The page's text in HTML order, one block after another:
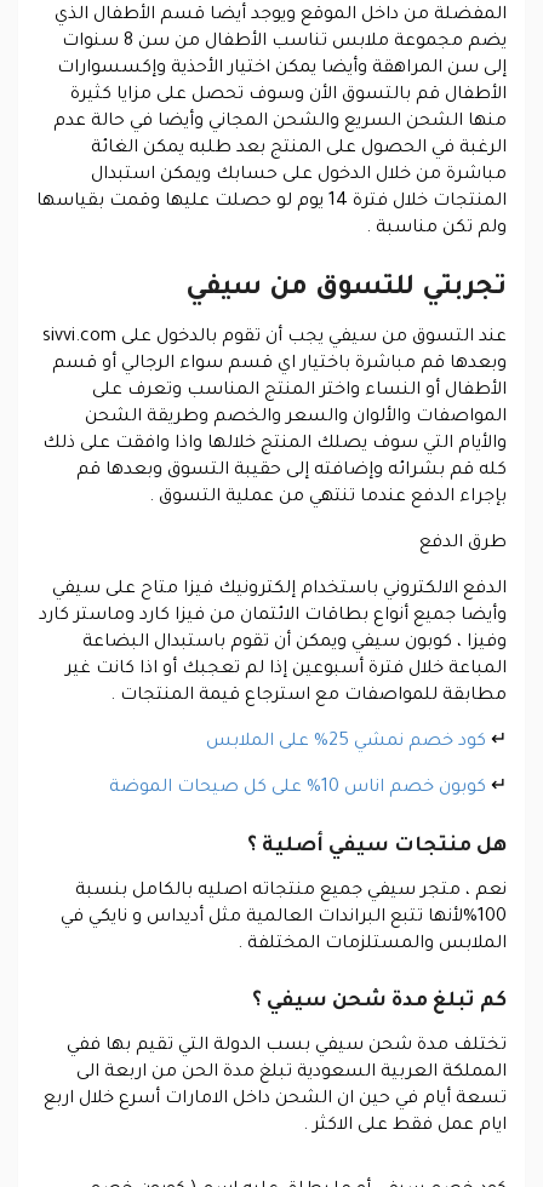
المفضلة من داخل الموقع ويوجد أيضا قسم الأطفال الذي
يضم مجموعة ملابس تناسب الأطفال من سن 8 سنوات
إلى سن المراهقة وأيضا يمكن اختيار الأحذية وإكسسوارات
الأطفال قم بالتسوق الأن وسوف تحصل على مزايا كثيرة
منها الشحن السريع والشحن المجاني وأيضا في حالة عدم
الرغبة في الحصول على المنتج بعد طلبه يمكن الغائة
مباشرة من خلال الدخول على حسابك ويمكن استبدال
المنتجات خلال فترة 14 يوم لو حصلت عليها وقمت بقياسها
ولم تكن مناسبة .
تجربتي للتسوق من سيفي
عند التسوق من سيفي يجب أن تقوم بالدخول على sivvi.com
وبعدها قم مباشرة باختيار اي قسم سواء الرجالي أو قسم
الأطفال أو النساء واختر المنتج المناسب وتعرف على
المواصفات والألوان والسعر والخصم وطريقة الشحن
والأيام التي سوف يصلك المنتج خلالها واذا وافقت على ذلك
كله قم بشرائه وإضافته إلى حقيبة التسوق وبعدها قم
بإجراء الدفع عندما تنتهي من عملية التسوق .
طرق الدفع
الدفع الالكتروني باستخدام إلكترونيك فيزا متاح على سيفي
وأيضا جميع أنواع بطاقات الائتمان من فيزا كارد وماستر كارد
وفيزا ، كوبون سيفي ويمكن أن تقوم باستبدال البضاعة
المباعة خلال فترة أسبوعين إذا لم تعجبك أو اذا كانت غير
مطابقة للمواصفات مع استرجاع قيمة المنتجات .
↵ كود خصم نمشي 25% على الملابس
↵ كوبون خصم اناس 10% على كل صيحات الموضة
هل منتجات سيفي أصلية ؟
نعم ، متجر سيفي جميع منتجاته اصليه بالكامل بنسبة
100%لأنها تتبع البراندات العالمية مثل أديداس و نايكي في
الملابس والمستلزمات المختلفة .
كم تبلغ مدة شحن سيفي ؟
تختلف مدة شحن سيفي بسب الدولة التي تقيم بها ففي
المملكة العربية السعودية تبلغ مدة الحن من اربعة الى
تسعة أيام في حين ان الشحن داخل الامارات أسرع خلال اربع
ايام عمل فقط على الاكثر .